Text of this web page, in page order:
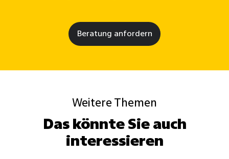
Beratung anfordern
Weitere Themen
Das könnte Sie auch
interessieren